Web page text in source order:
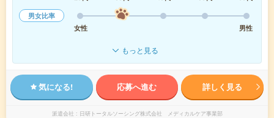
男女比率
女性
男性
もっと見る
気になる! 応募へ進む 詳しく見る
派遣会社 日研トータルソーシング株式会社 メディカルケア事業部